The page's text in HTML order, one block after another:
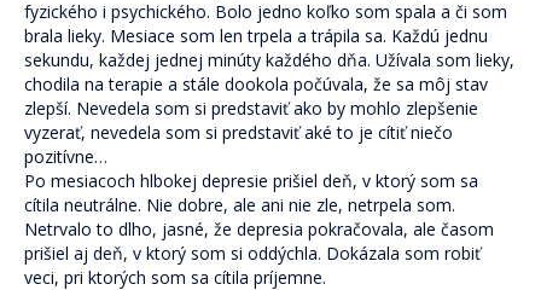
Linky
Kurzy
Pre verejnosť
Pre odborníkov
Pre školy a organizácie
Novinky
fyzického i psychického. Bolo jedno koľko som spala a či som
brala lieky. Mesiace som len trpela a trápila sa. Každú jednu
sekundu, každej jednej minúty každého dňa. Užívala som lieky,
chodila na terapie a stále dookola počúvala, že sa môj stav
zlepší. Nevedela som si predstaviť ako by mohlo zlepšenie
vyzerať, nevedela som si predstaviť aké to je cítiť niečo
pozitívne…
Po mesiacoch hlbokej depresie prišiel deň, v ktorý som sa
cítila neutrálne. Nie dobre, ale ani nie zle, netrpela som.
Netrvalo to dlho, jasné, že depresia pokračovala, ale časom
prišiel aj deň, v ktorý som si oddýchla. Dokázala som robiť
veci, pri ktorých som sa cítila príjemne.